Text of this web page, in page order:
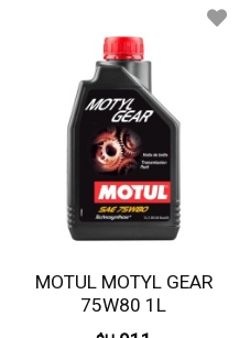
MOTUL MOTYL GEAR
75W80 1L